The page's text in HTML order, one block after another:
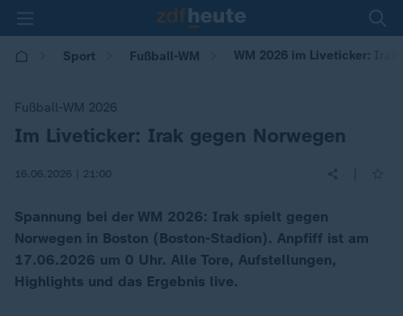
Sport Fußball-WM WM 2026 im Liveticker: Irak
Fußball-WM 2026
:
Im Liveticker: Irak gegen Norwegen
16.06.2026 | 21:00
Spannung bei der WM 2026: Irak spielt gegen
Norwegen in Boston (Boston-Stadion). Anpfiff ist am
17.06.2026 um 0 Uhr. Alle Tore, Aufstellungen,
Highlights und das Ergebnis live.